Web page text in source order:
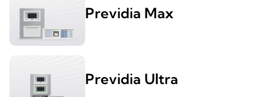
Previdia Max
Previdia Ultra